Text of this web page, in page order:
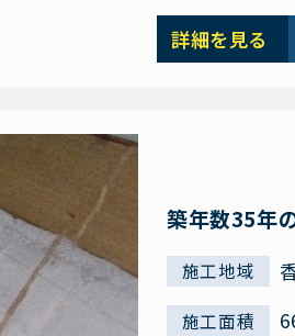
詳細を見る
築年数35年
施工地域
施工面積